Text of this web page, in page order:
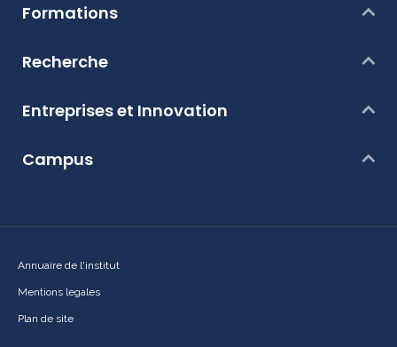
Formations
Recherche
Entreprises et Innovation
Campus
Annuaire de l'institut
Mentions legales
Plan de site